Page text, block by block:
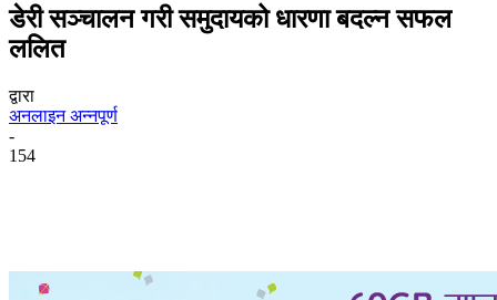
डेरी सञ्चालन गरी समुदायको धारणा बदल्न सफल
ललित
द्वारा
अनलाइन अन्नपूर्ण
-
154